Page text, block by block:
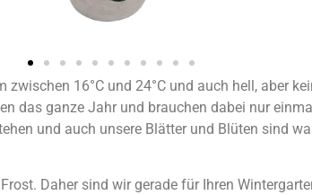
16°C und 24°C und auch hell, aber
das ganze Jahr und brauchen dabei nur
und auch unsere Blätter und Blüten sind
Daher sind wir gerade für Ihren